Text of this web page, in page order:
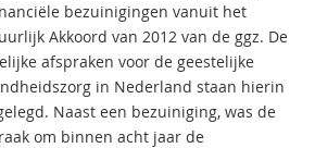
bezuinigingen vanuit het
Akkoord van 2012 van de ggz. De
afspraken voor de geestelijke
in Nederland staan hierin
Naast een bezuiniging, was de
om binnen acht jaar de